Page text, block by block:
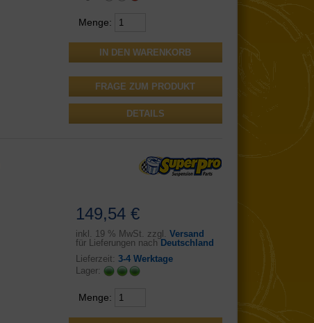
Menge:
FRAGE ZUM PRODUKT
DETAILS
149,54 €
inkl. 19 % MwSt. zzgl. Versand
für Lieferungen nach Deutschland
Lieferzeit: 3-4 Werktage
Lager:
Menge: